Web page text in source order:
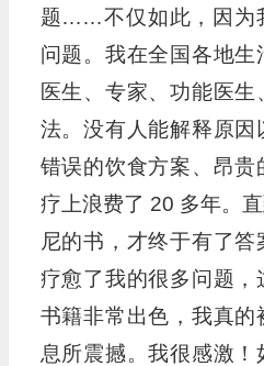
题……不仅如此，因为
问题。我在全国各地
医生、专家、功能医
法。没有人能解释原因
错误的饮食方案、昂
疗上浪费了 20 多年。
尼的书，才终于有了
疗愈了我的很多问题，
书籍非常出色，我真
息所震撼。我很感激